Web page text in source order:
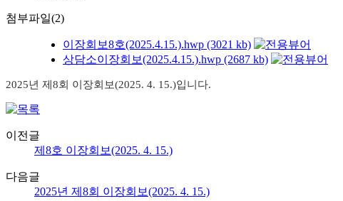
첨부파일(2)
이장회보8호(2025.4.15.).hwp (3021 kb)
상담소이장회보(2025.4.15.).hwp (2687 kb)
2025년 제8회 이장회보(2025. 4. 15.)입니다.
이전글
제8호 이장회보(2025. 4. 15.)
다음글
2025년 제8회 이장회보(2025. 4. 15.)